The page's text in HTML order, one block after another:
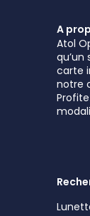
A
Atol
carte
notre